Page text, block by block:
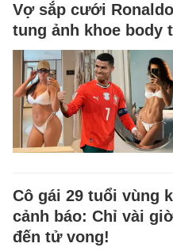
Vợ sắp cưới
tung ảnh khoe body
Cô gái 29 tuổi vùng
cảnh báo: Chỉ vài
đến tử vong!